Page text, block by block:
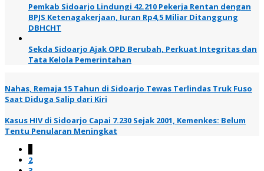
Pemkab Sidoarjo Lindungi 42.210 Pekerja Rentan dengan
BPJS Ketenagakerjaan, Iuran Rp4,5 Miliar Ditanggung
DBHCHT
Sekda Sidoarjo Ajak OPD Berubah, Perkuat Integritas dan
Tata Kelola Pemerintahan
Nahas, Remaja 15 Tahun di Sidoarjo Tewas Terlindas Truk Fuso
Saat Diduga Salip dari Kiri
Kasus HIV di Sidoarjo Capai 7.230 Sejak 2001, Kemenkes: Belum
Tentu Penularan Meningkat
2